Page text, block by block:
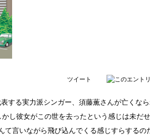
ツイート
する実力派シンガー、須藤薫さんが亡くな
し彼女がこの世を去ったという感じは未だ
言いながら飛び込んでくる感じすらするの